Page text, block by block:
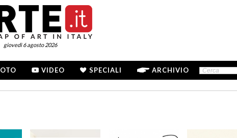
giovedì 6 agosto 2026
VIDEO SPECIALI ARCHIVIO